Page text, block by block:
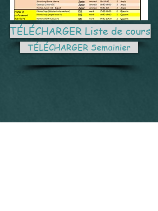
TÉLÉCHARGER Liste de cours
TÉLÉCHARGER Semainier